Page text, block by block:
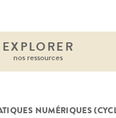
EXPLORER
nos ressources
NUMÉRIQUES